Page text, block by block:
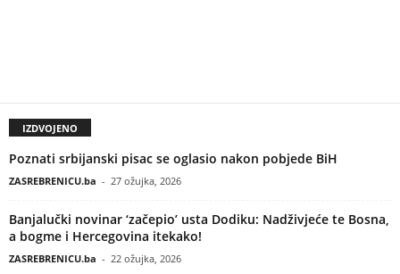
IZDVOJENO
Poznati srbijanski pisac se oglasio nakon pobjede BiH
ZASREBRENICU.ba - 27 ožujka, 2026
Banjalučki novinar ‘začepio’ usta Dodiku: Nadživjeće te Bosna,
a bogme i Hercegovina itekako!
ZASREBRENICU.ba - 22 ožujka, 2026